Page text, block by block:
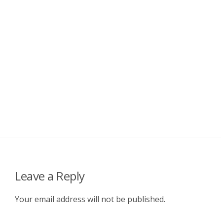
Leave a Reply
Your email address will not be published.